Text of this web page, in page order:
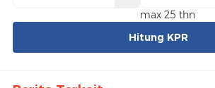
max 25 thn
Hitung KPR